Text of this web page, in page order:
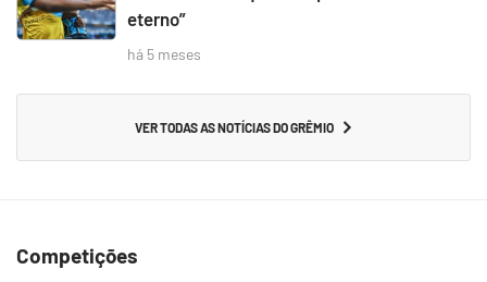
eterno”
há 5 meses
VER TODAS AS NOTÍCIAS DO GRÊMIO
Competições